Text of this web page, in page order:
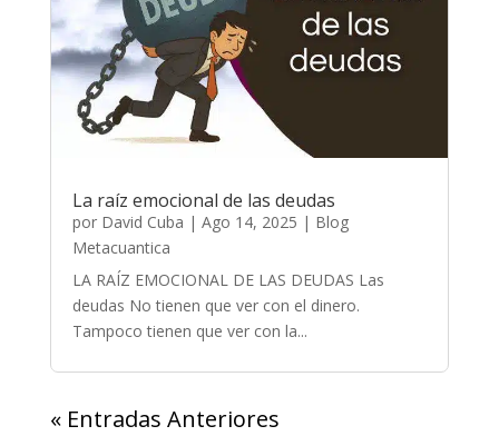
La raíz emocional de las deudas
por David Cuba | Ago 14, 2025 | Blog
Metacuantica
LA RAÍZ EMOCIONAL DE LAS DEUDAS Las
deudas No tienen que ver con el dinero.
Tampoco tienen que ver con la...
« Entradas Anteriores